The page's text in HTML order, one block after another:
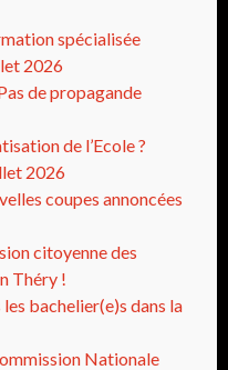
spécialisée
2026
de propagande
de l’Ecole ?
2026
coupes annoncées
citoyenne des
Théry !
bachelier(e)s dans la
Nationale